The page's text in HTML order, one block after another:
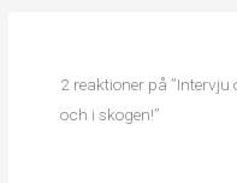
2 reaktioner på
och i skogen!”